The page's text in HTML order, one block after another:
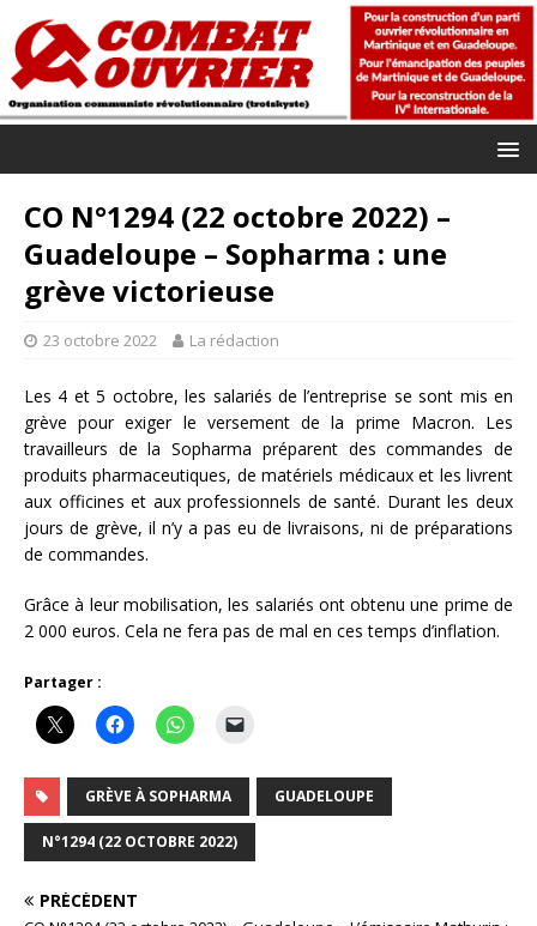
CO N°1294 (22 octobre 2022) –
Guadeloupe – Sopharma : une
grève victorieuse
23 octobre 2022 La rédaction
Les 4 et 5 octobre, les salariés de l’entreprise se sont mis en
grève pour exiger le versement de la prime Macron. Les
travailleurs de la Sopharma préparent des commandes de
produits pharmaceutiques, de matériels médicaux et les livrent
aux officines et aux professionnels de santé. Durant les deux
jours de grève, il n’y a pas eu de livraisons, ni de préparations
de commandes.
Grâce à leur mobilisation, les salariés ont obtenu une prime de
2 000 euros. Cela ne fera pas de mal en ces temps d’inflation.
Partager :
GRÈVE À SOPHARMA GUADELOUPE
N°1294 (22 OCTOBRE 2022)
PRÉCÉDENT